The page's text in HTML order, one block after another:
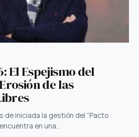
El Espejismo del
de las
de iniciada la gestión del “Pacto
en una…